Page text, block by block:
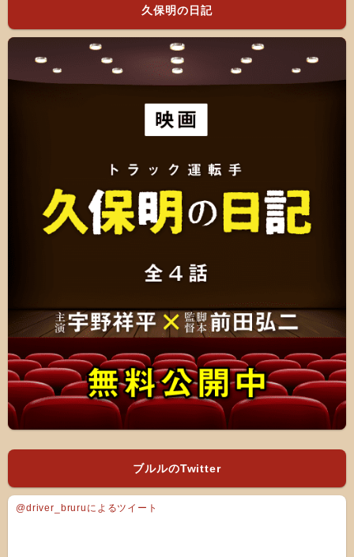
久保明の日記
ブルルのTwitter
@driver_bruruによるツイート